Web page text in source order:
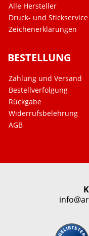
Alle Hersteller
Druck- und Stickservice
Zeichenerklärungen
BESTELLUNG
Zahlung und Versand
Bestellverfolgung
Rückgabe
Widerrufsbelehrung
AGB